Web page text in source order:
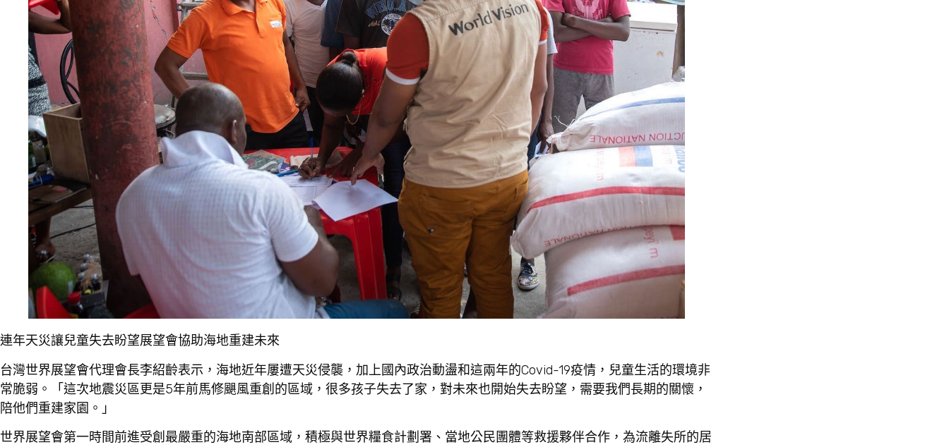
連年天災讓兒童失去盼望展望會協助海地重建未來
台灣世界展望會代理會長李紹齡表示，海地近年屢遭天災侵襲，加上國內政治動盪和這兩年的Covid-19疫情，兒童生活的環境非
常脆弱。「這次地震災區更是5年前馬修颶風重創的區域，很多孩子失去了家，對未來也開始失去盼望，需要我們長期的關懷，
陪他們重建家園。」
世界展望會第一時間前進受創最嚴重的海地南部區域，積極與世界糧食計劃署、當地公民團體等救援夥伴合作，為流離失所的居